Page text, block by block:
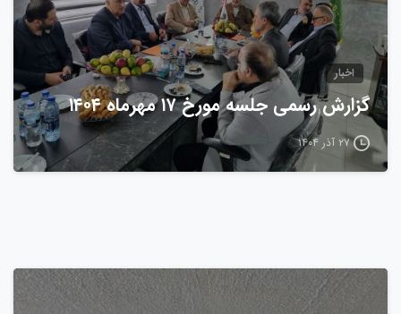
اخبار
گزارش رسمی جلسه مورخ ۱۷ مهرماه ۱۴۰۴
۲۷ آذر ۱۴۰۴
0